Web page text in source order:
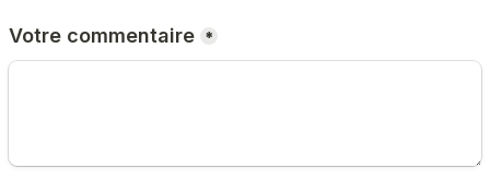
Votre commentaire *